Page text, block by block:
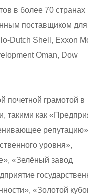
в более 70 странах
поставщиком для
Dutch Shell, Exxon
Oman, Dow
почетной грамотой в
такими как
уровня»,
«Зелёный завод
«Золотой